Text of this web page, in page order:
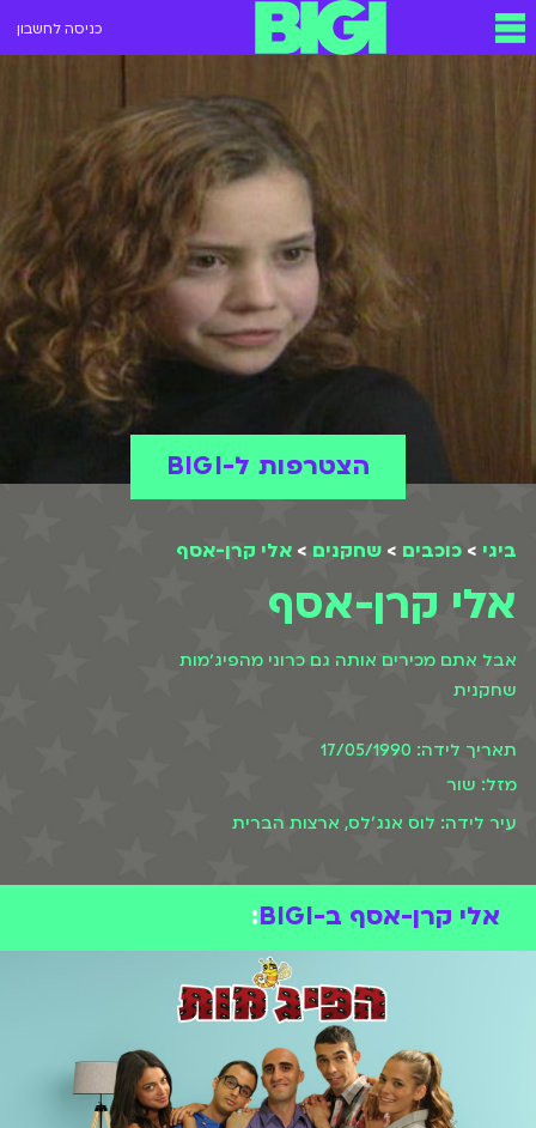
כניסה לחשבון
ביגי > כוכבים > שחקנים > אלי קרן-אסף
אלי קרן-אסף
אבל אתם מכירים אותה גם כרוני מהפיג׳מות
שחקנית
תאריך לידה: 17/05/1990
מזל: שור
עיר לידה: לוס אנג'לס, ארצות הברית
הצטרפות ל-BIGI
אלי קרן-אסף ב-BIGI :